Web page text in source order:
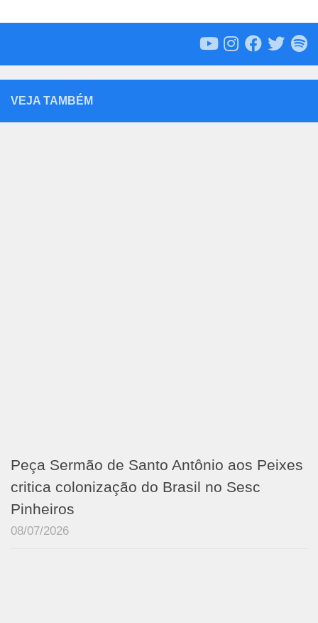
VEJA TAMBÉM
Peça Sermão de Santo Antônio aos Peixes
critica colonização do Brasil no Sesc
Pinheiros
08/07/2026